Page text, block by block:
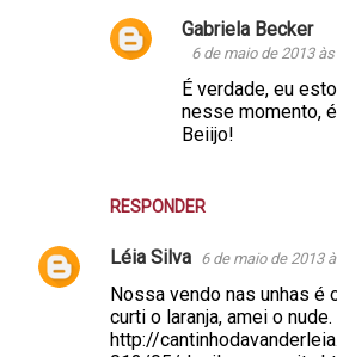
RESPONDER
Gabriela Becker
6 de maio de 2013
É verdade, eu
nesse momento,
Beiijo!
Léia Silva 6 de maio de 2013
Nossa vendo nas unhas é
curti o laranja, amei o nude.
http://